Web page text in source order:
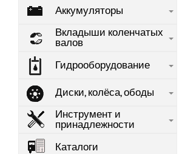
Аккумуляторы
Вкладыши коленчатых
валов
Гидрооборудование
Диски, колёса, ободы
Инструмент и
принадлежности
Каталоги